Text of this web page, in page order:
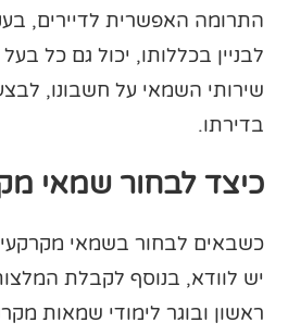
התרומה האפשרית לדיירים,
לבניין בכללותו, יכול גם כל
שירותי השמאי על חשבונו,
בדירתו.
כיצד לבחור שמאי
כשבאים לבחור בשמאי
יש לוודא, בנוסף לקבלת
ראשון ובוגר לימודי שמאות